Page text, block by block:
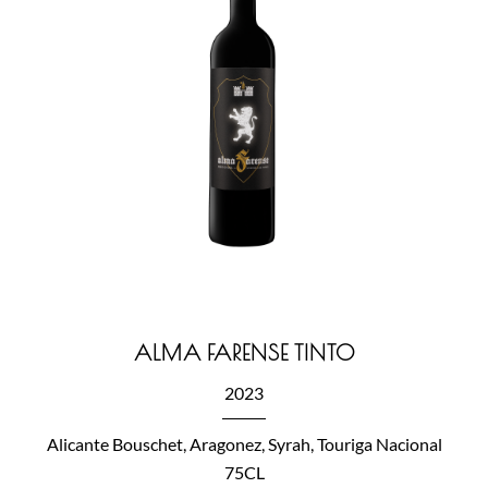
ALMA FARENSE TINTO
2023
Alicante Bouschet, Aragonez, Syrah, Touriga Nacional
75CL